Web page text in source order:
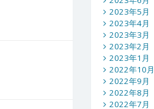
2023年5月
2023年4月
2023年3月
2023年2月
2023年1月
2022年10月
2022年9月
2022年8月
2022年7月